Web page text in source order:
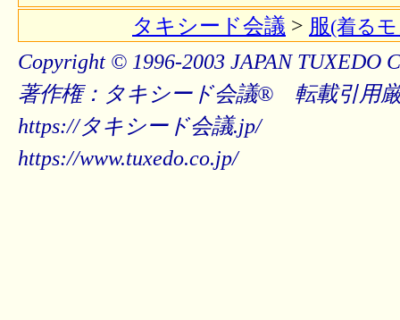
タキシード会議 > 服(着る
Copyright © 1996-2003 JAPAN TUXEDO
著作権：タキシード会議® 転載引用
https://タキシード会議.jp/
https://www.tuxedo.co.jp/